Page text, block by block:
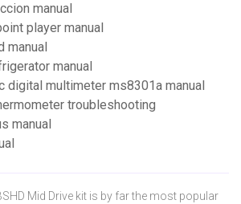
manual
player manual
manual
manual
digital multimeter ms8301a manual
troubleshooting
manual
Mid Drive kit is by far the most popular